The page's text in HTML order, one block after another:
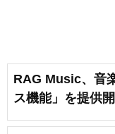
RAG Music、音
ス機能」を提供